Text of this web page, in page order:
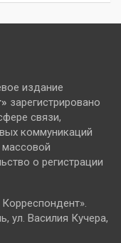
издание
зарегистрировано
связи,
коммуникаций
о регистрации
ул. Василия Кучера,